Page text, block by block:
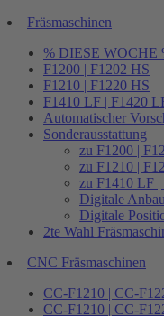
Fräsmaschinen
% DIESE WOCHE
F1200 | F1202 HS
F1210 | F1220 HS
F1410 LF | F1420
Automatischer
Sonderausstattung
zu F1200 |
zu F1210 |
zu F1410 LF
Digitale
Digitale
2te Wahl
CNC Fräsmaschinen
CC-F1210 | CC-
CC-F1210 | CC-